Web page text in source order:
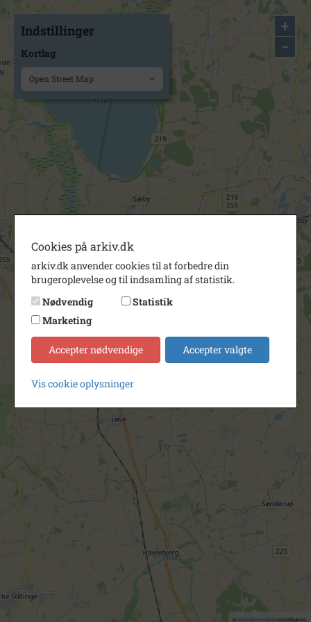
+
−
© OpenStreetMapcontributors.
Indstillinger
Kortlag
Open Street Map
Cookies på arkiv.dk
arkiv.dk anvender cookies til at forbedre din
brugeroplevelse og til indsamling af statistik.
Nødvendig
Statistik
Marketing
Accepter nødvendige Accepter valgte
Vis cookie oplysninger